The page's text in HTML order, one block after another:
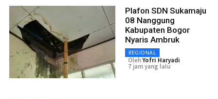
Plafon SDN Sukamaju
08 Nanggung
Kabupaten Bogor
Nyaris Ambruk
REGIONAL
OlehYofri Haryadi
7 jam yang lalu